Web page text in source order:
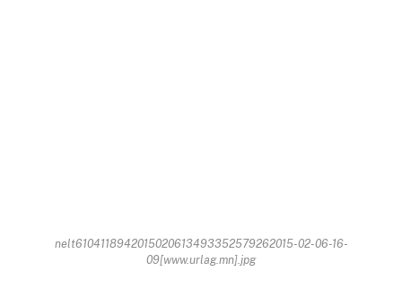
nelt6104118942015020613493352579262015-02-06-16-
09[www.urlag.mn].jpg